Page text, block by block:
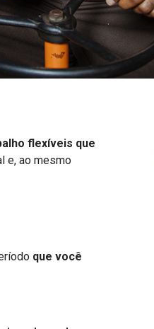
flexíveis que
e, ao mesmo
que você